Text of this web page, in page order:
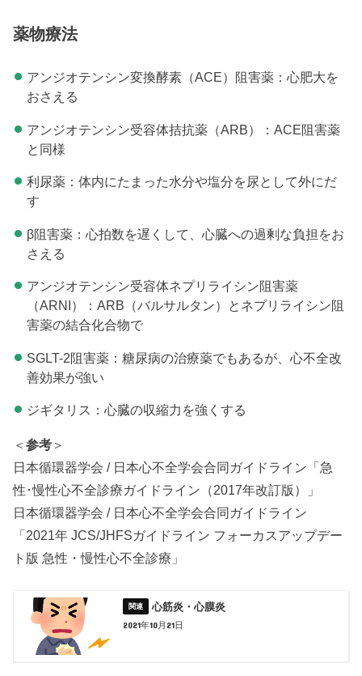
薬物療法
アンジオテンシン変換酵素（ACE）阻害薬：心肥大を
おさえる
アンジオテンシン受容体拮抗薬（ARB）：ACE阻害薬
と同様
利尿薬：体内にたまった水分や塩分を尿として外にだ
す
β阻害薬：心拍数を遅くして、心臓への過剰な負担をお
さえる
アンジオテンシン受容体ネプリライシン阻害薬
（ARNI）：ARB（バルサルタン）とネプリライシン阻
害薬の結合化合物で
SGLT-2阻害薬：糖尿病の治療薬でもあるが、心不全改
善効果が強い
ジギタリス：心臓の収縮力を強くする
＜参考 ＞
日本循環器学会 / 日本心不全学会合同ガイドライン「急
性･慢性心不全診療ガイドライン（2017年改訂版）」
日本循環器学会 / 日本心不全学会合同ガイドライン
「2021年 JCS/JHFSガイドライン フォーカスアップデー
ト版 急性・慢性心不全診療」
心筋炎・心膜炎
2021年10月21日